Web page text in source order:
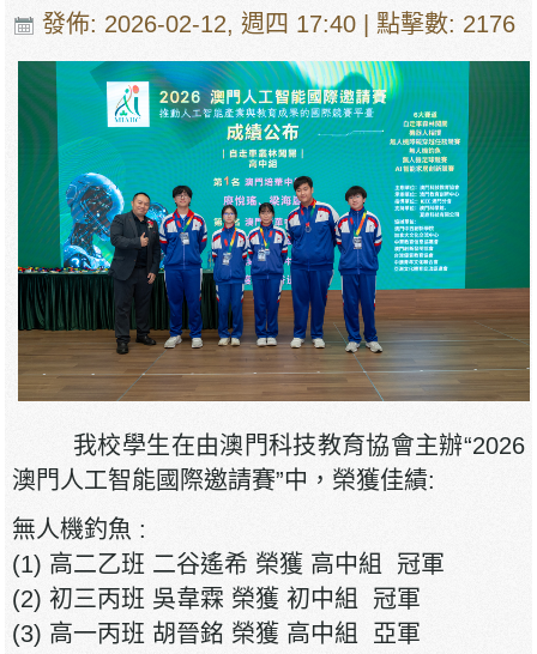
發佈: 2026-02-12, 週四 17:40 | 點擊數: 2176
我校學生在由澳門科技教育協會主辦“2026
澳門人工智能國際邀請賽”中，榮獲佳績:
無人機釣魚 :
(1) 高二乙班 二谷遙希 榮獲 高中組 冠軍
(2) 初三丙班 吳韋霖 榮獲 初中組 冠軍
(3) 高一丙班 胡晉銘 榮獲 高中組 亞軍